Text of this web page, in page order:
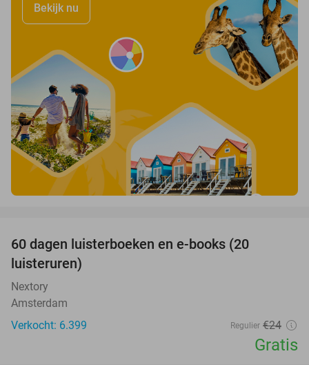
Bekijk nu
60 dagen luisterboeken en e-books (20
luisteruren)
Nextory
Amsterdam
Verkocht: 6.399
Regulier €24
Gratis